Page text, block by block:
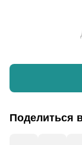
Поделиться